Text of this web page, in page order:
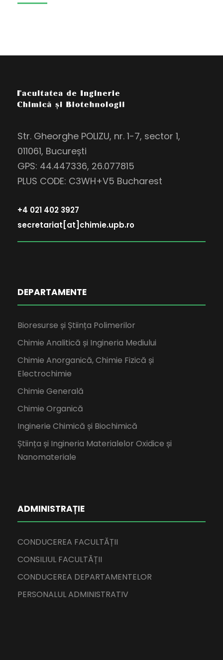
Str. Gheorghe POLIZU, nr. 1-7, sector 1,
011061, București
GPS: 44.447336, 26.077815
PLUS CODE: C3WH+V5 Bucharest
+4 021 402 3927
secretariat[at]chimie.upb.ro
DEPARTAMENTE
Bioresurse și Știința Polimerilor
Chimie Analitică și Ingineria Mediului
Chimie Anorganică, Chimie Fizică și
Electrochimie
Chimie Generală
Chimie Organică
Inginerie Chimică și Biochimică
Știința și Ingineria Materialelor Oxidice și
Nanomateriale
ADMINISTRAȚIE
CONDUCEREA FACULTĂȚII
CONSILIUL FACULTĂȚII
CONDUCEREA DEPARTAMENTELOR
PERSONALUL ADMINISTRATIV